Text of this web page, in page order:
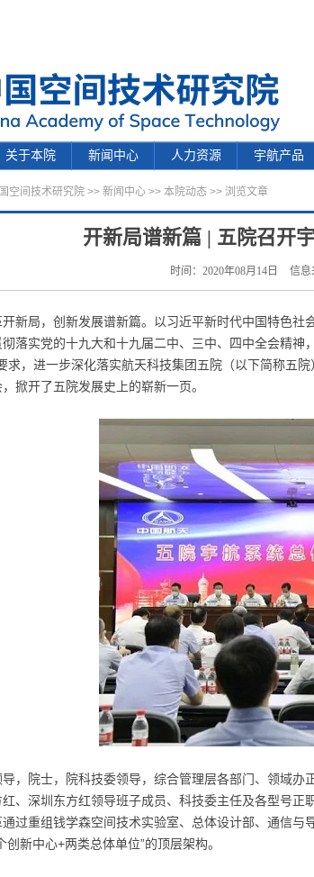
关于本院 新闻中心 人力资源 宇航产品
空间技术研究院 >> 新闻中心 >> 本院动态 >> 浏览文章
开新局谱新篇 | 五院召开
时间：2020年08月14日 信息
新局，创新发展谱新篇。以习近平新时代中国特色社
落实党的十九大和十九届二中、三中、四中全会精
求，进一步深化落实航天科技集团五院（以下简称五
掀开了五院发展史上的崭新一页。
，院士，院科技委领导，综合管理层各部门、领域
、深圳东方红领导班子成员、科技委主任及各型号正
过重组钱学森空间技术实验室、总体设计部、通信
创新中心+两类总体单位”的顶层架构。